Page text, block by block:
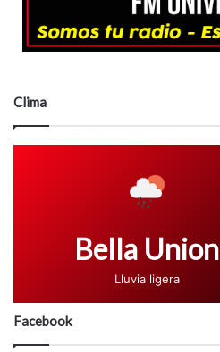
Clima
Bella Union
Lluvia ligera
Facebook